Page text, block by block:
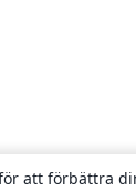
att förbättra